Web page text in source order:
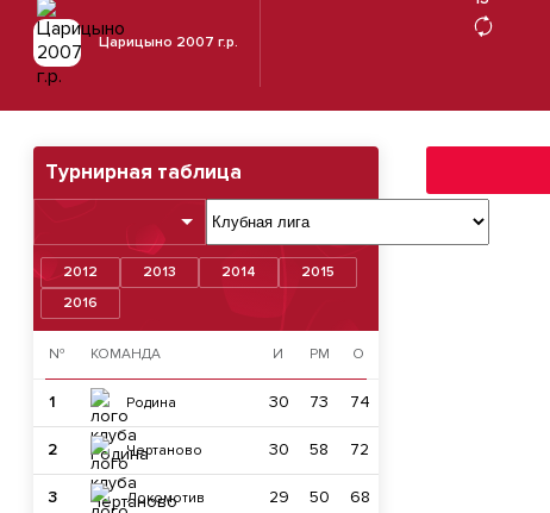
Царицыно 2007 г.р.
Турнирная таблица
2012 2013 2014
2015
2016
№ КОМАНДА И РМ О
1 Родина 30 73 74
2 Чертаново 30 58 72
3 Локомотив 29 50 68